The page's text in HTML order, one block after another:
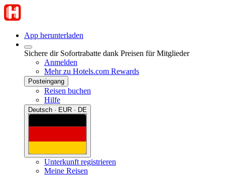
App herunterladen
Sichere dir Sofortrabatte dank Preisen für Mitglieder
Anmelden
Mehr zu Hotels.com Rewards
Posteingang
Reisen buchen
Hilfe
Deutsch · EUR · DE
Unterkunft registrieren
Meine Reisen